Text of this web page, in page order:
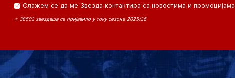
Слажем се да ме Звезда контактира са новостима и промоцијама
⭐ 38502 звездаша се пријавило у току сезоне 2025/26